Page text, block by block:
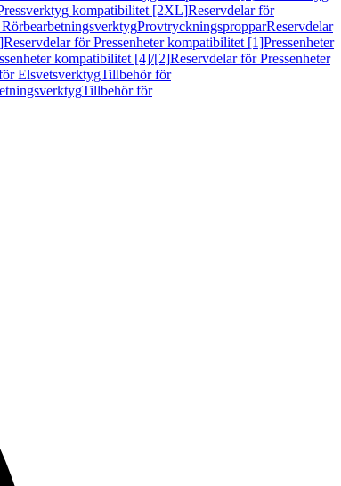
kompatibilitet [2XL]Reservdelar för
ProvtryckningspropparReservdelar
Reservdelar för Pressenheter kompatibilitet [1]Pressenheter
kompatibilitet [4]/[2]Reservdelar för Pressenheter
ElsvetsverktygTillbehör för
Tillbehör för